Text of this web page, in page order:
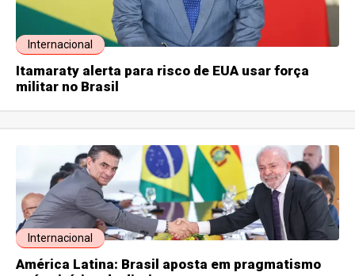
Internacional
Itamaraty alerta para risco de EUA usar força
militar no Brasil
Internacional
América Latina: Brasil aposta em pragmatismo